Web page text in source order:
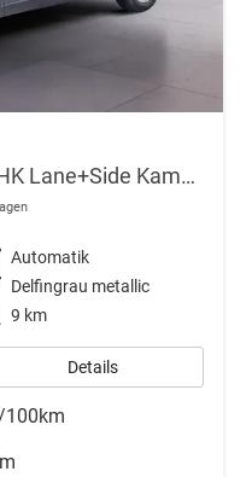
1.5 eTSI 110 kW Trend AHK Lane+Side Kamera SHZ
Automatik
Delfingrau metallic
9 km
Details
100km